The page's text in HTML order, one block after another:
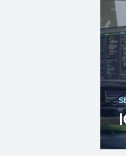
van kennis en
personeel, maar ervaart